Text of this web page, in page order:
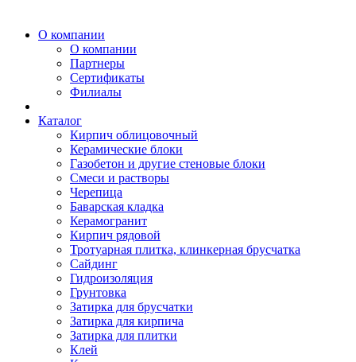
О компании
О компании
Партнеры
Сертификаты
Филиалы
Каталог
Кирпич облицовочный
Керамические блоки
Газобетон и другие стеновые блоки
Смеси и растворы
Черепица
Баварская кладка
Керамогранит
Кирпич рядовой
Тротуарная плитка, клинкерная брусчатка
Сайдинг
Гидроизоляция
Грунтовка
Затирка для брусчатки
Затирка для кирпича
Затирка для плитки
Клей